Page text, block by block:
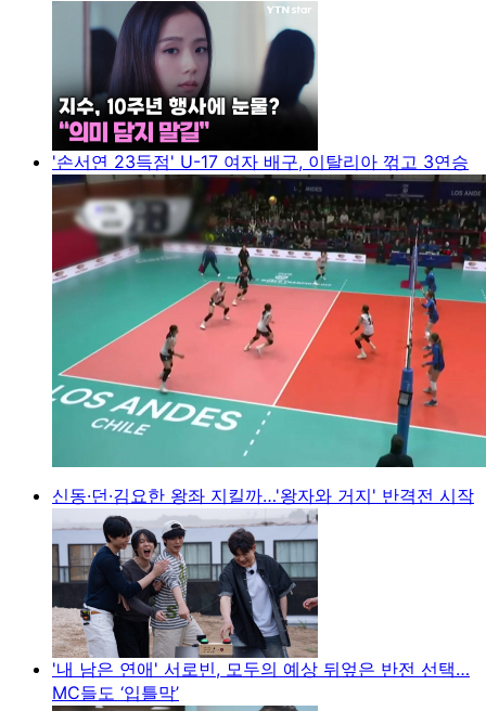
'손서연 23득점' U-17 여자 배구, 이탈리아 꺾고 3연승
신동·던·김요한 왕좌 지킬까…'왕자와 거지' 반격전 시작
'내 남은 연애' 서로빈, 모두의 예상 뒤엎은 반전 선택…
MC들도 ‘입틀막’